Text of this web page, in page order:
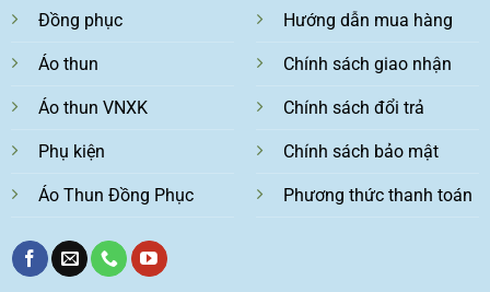
Đồng phục
Áo thun
Áo thun VNXK
Phụ kiện
Áo Thun Đồng Phục
Hướng dẫn mua hàng
Chính sách giao nhận
Chính sách đổi trả
Chính sách bảo mật
Phương thức thanh toán